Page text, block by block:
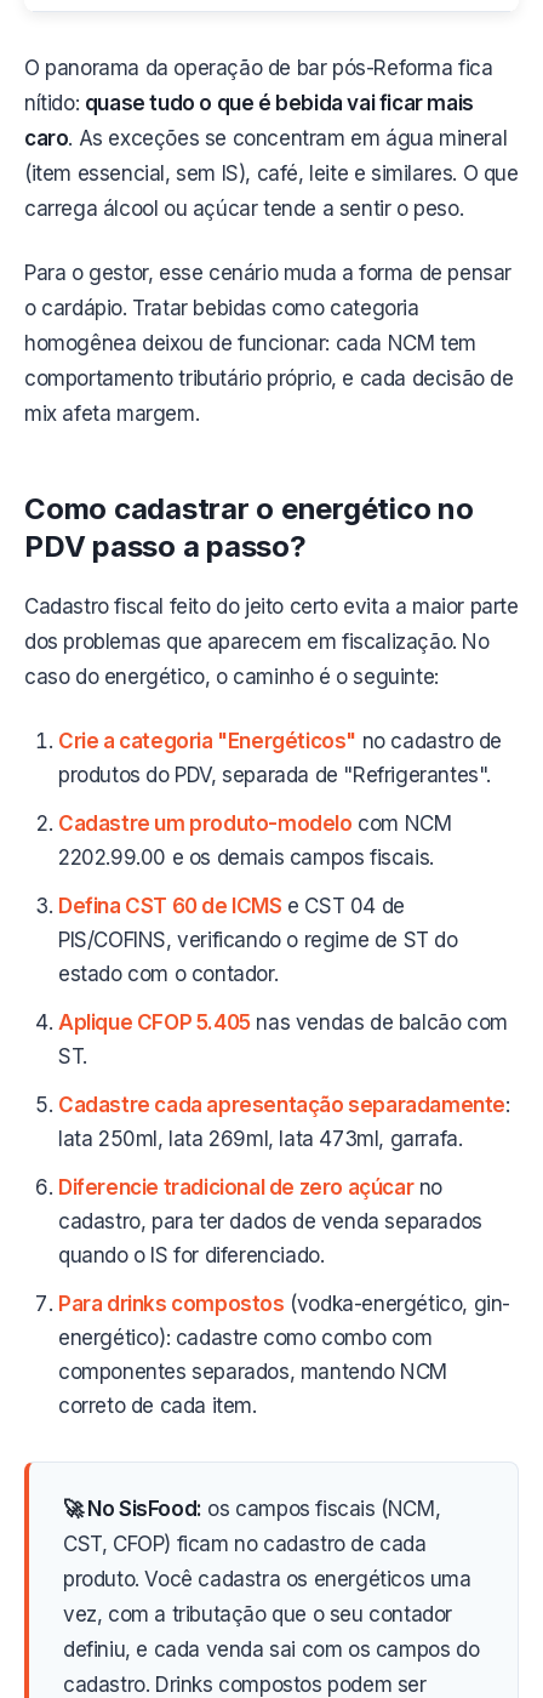
O panorama da operação de bar pós-Reforma fica
nítido: quase tudo o que é bebida vai ficar mais
caro. As exceções se concentram em água mineral
(item essencial, sem IS), café, leite e similares. O que
carrega álcool ou açúcar tende a sentir o peso.
Para o gestor, esse cenário muda a forma de pensar
o cardápio. Tratar bebidas como categoria
homogênea deixou de funcionar: cada NCM tem
comportamento tributário próprio, e cada decisão de
mix afeta margem.
Como cadastrar o energético no
PDV passo a passo?
Cadastro fiscal feito do jeito certo evita a maior parte
dos problemas que aparecem em fiscalização. No
caso do energético, o caminho é o seguinte:
Crie a categoria "Energéticos" no cadastro de
produtos do PDV, separada de "Refrigerantes".
Cadastre um produto-modelo com NCM
2202.99.00 e os demais campos fiscais.
Defina CST 60 de ICMS e CST 04 de
PIS/COFINS, verificando o regime de ST do
estado com o contador.
Aplique CFOP 5.405nas vendas de balcão com
ST.
Cadastre cada apresentação separadamente:
lata 250ml, lata 269ml, lata 473ml, garrafa.
Diferencie tradicional de zero açúcarno
cadastro, para ter dados de venda separados
quando o IS for diferenciado.
Para drinks compostos (vodka-energético, gin-
energético): cadastre como combo com
componentes separados, mantendo NCM
correto de cada item.
🚀 No SisFood: os campos fiscais (NCM,
CST, CFOP) ficam no cadastro de cada
produto. Você cadastra os energéticos uma
vez, com a tributação que o seu contador
definiu, e cada venda sai com os campos do
cadastro. Drinks compostos podem ser